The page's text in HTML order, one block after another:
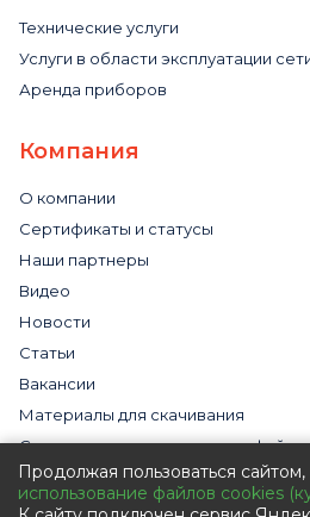
Технические услуги
Услуги в области эксплуатации
Аренда приборов
Компания
О компании
Сертификаты и статусы
Наши партнеры
Видео
Новости
Статьи
Вакансии
Материалы для скачивания
Cогласие на использование
Обработка персональных данных
«Яндекс.Метрика»
Продолжая пользоваться
использование файлов cookies